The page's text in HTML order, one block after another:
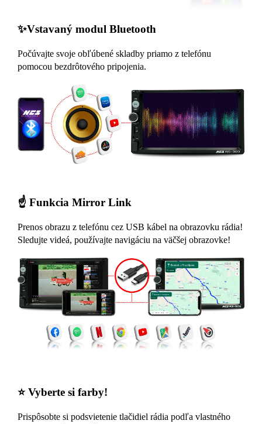
✨Vstavaný modul Bluetooth
Počúvajte svoje obľúbené skladby priamo z telefónu
pomocou bezdrôtového pripojenia.
☝️ Funkcia Mirror Link
Prenos obrazu z telefónu cez USB kábel na obrazovku rádia!
Sledujte videá, používajte navigáciu na väčšej obrazovke!
⭐ Vyberte si farby!
Prispôsobte si podsvietenie tlačidiel rádia podľa vlastného